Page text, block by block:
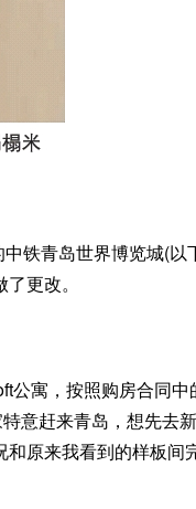
铁青岛世界博览城(以
更改。
公寓，按照购房合同中
意赶来青岛，想先去新
和原来我看到的样板间